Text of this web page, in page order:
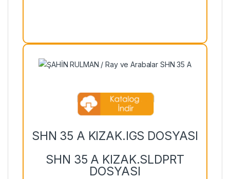
SHN 35 A KIZAK.IGS DOSYASI
SHN 35 A KIZAK.SLDPRT
DOSYASI